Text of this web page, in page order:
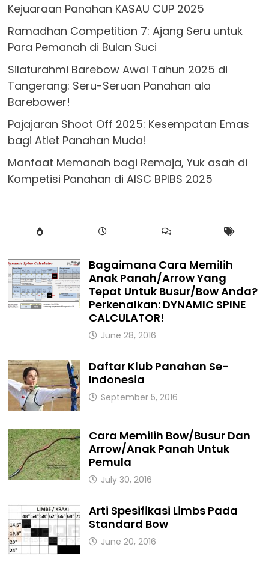
Kejuaraan Panahan KASAU CUP 2025
Ramadhan Competition 7: Ajang Seru untuk
Para Pemanah di Bulan Suci
Silaturahmi Barebow Awal Tahun 2025 di
Tangerang: Seru-Seruan Panahan ala
Barebower!
Pajajaran Shoot Off 2025: Kesempatan Emas
bagi Atlet Panahan Muda!
Manfaat Memanah bagi Remaja, Yuk asah di
Kompetisi Panahan di AISC BPIBS 2025
Bagaimana Cara Memilih
Anak Panah/Arrow Yang
Tepat Untuk Busur/Bow Anda?
Perkenalkan: DYNAMIC SPINE
CALCULATOR!
June 28, 2016
Daftar Klub Panahan Se-
Indonesia
September 5, 2016
Cara Memilih Bow/Busur Dan
Arrow/Anak Panah Untuk
Pemula
July 30, 2016
Arti Spesifikasi Limbs Pada
Standard Bow
June 20, 2016